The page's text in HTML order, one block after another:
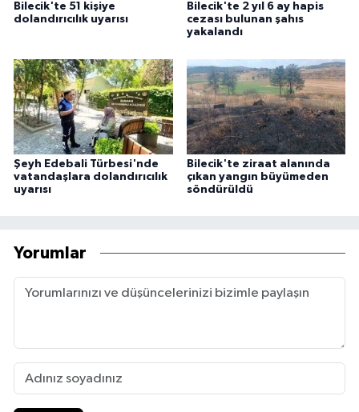
Bilecik'te 51 kişiye
dolandırıcılık uyarısı
Bilecik'te 2 yıl 6 ay hapis
cezası bulunan şahıs
yakalandı
Şeyh Edebali Türbesi'nde
vatandaşlara dolandırıcılık
uyarısı
Bilecik'te ziraat alanında
çıkan yangın büyümeden
söndürüldü
Yorumlar